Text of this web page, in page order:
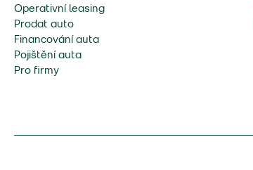
Operativní leasing
Prodat auto
Financování auta
Pojištění auta
Pro firmy